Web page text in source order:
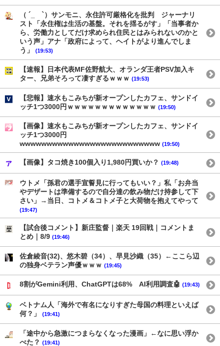
（ ´_ゝ`）サンモニ、永住許可厳格化を批判 ジャーナリ
スト「永住権は生活の基盤。それを揺るがす」「当事者か
ら、労働力としてだけ求められ住民とはみられないのかと
いう声」アナ「政府によって、ヘイトがより進んでしま
う」
(19:53)
【速報】日本代表MF佐野航大、オランダ王者PSV加入キ
ター、兄弟そろって凄すぎるｗｗｗ (19:53)
【悲報】速水もこみちが新オープンしたカフェ、サンドイ
ッチ1つ3000円ｗｗｗｗｗｗｗｗｗｗｗｗｗ (19:50)
【画像】速水もこみちが新オープンしたカフェ、サンドイ
ッチ1つ3000円
wwwwwwwwwwwwwwwwwwwwwwwwww (19:50)
【画像】タコ焼き100個入り1,980円買いか？ (19:48)
ウトメ「孫君の選手宣誓見に行ってもいい？」私「お弁当
やデザートは準備するので自分達の飲み物だけ持参して下
さい」→当日、コトメ＆コトメ子と大荷物を抱えてやって
(19:47)
【試合後コメント】新庄監督｜楽天 19回戦｜コメントま
とめ｜8/9 (19:46)
佐倉綾音(32)、悠木碧（34）、早見沙織（35）←ここら辺
の独身ベテラン声優ｗｗｗ (19:45)
8割がGemini利用、ChatGPTは68% AI利用調査🤖 (19:43)
ベトナム人「海外で有名になりすぎた母国の料理といえば
何？」
(19:41)
「途中から急激につまらなくなった漫画」←なに思い浮か
べた？ (19:41)